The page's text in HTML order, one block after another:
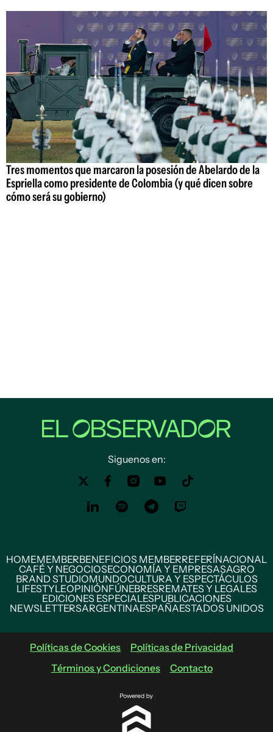
Tres momentos que marcaron la posesión de Abelardo de la
Espriella como presidente de Colombia (y qué dicen sobre
cómo será su gobierno)
Siguenos en:
HOMEMEMBERBENEFICIOS MEMBERREFERÍNACIONAL
CAFÉ Y NEGOCIOSECONOMÍA Y EMPRESASAGRO
BRAND STUDIOMUNDOCULTURA Y ESPECTÁCULOS
LIFESTYLEOPINIÓNFÚNEBRESREMATES Y LEGALES
EDICIONES ESPECIALESPUBLICACIONES
NEWSLETTERSARGENTINAESPAÑAESTADOS UNIDOS
Políticas de Cookies
Políticas de Privacidad
Términos y Condiciones
Contacto